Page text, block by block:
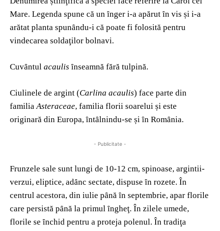
Mare. Legenda spune că un ȋnger i-a apărut ȋn vis și i-a
arătat planta spunȃndu-i că poate fi folosită pentru
vindecarea soldaţilor bolnavi.
Cuvȃntul acaulis ȋnseamnă fără tulpină.
Ciulinele de argint (Carlina acaulis) face parte din
familiaAsteraceae, familia florii soarelui și este
originară din Europa, ȋntȃlnindu-se și ȋn Romȃnia.
- Publicitate -
Frunzele sale sunt lungi de 10-12 cm, spinoase, argintii-
verzui, eliptice, adȃnc sectate, dispuse ȋn rozete. În
centrul acestora, din iulie pȃnă ȋn septembrie, apar florile
care persistă pȃnă la primul ȋngheţ. În zilele umede,
florile se ȋnchid pentru a proteja polenul. În tradiţa